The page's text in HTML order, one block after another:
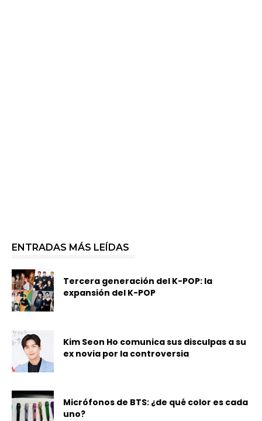
ENTRADAS MÁS LEÍDAS
Tercera generación del K-POP: la
expansión del K-POP
Kim Seon Ho comunica sus disculpas a su
ex novia por la controversia
Micrófonos de BTS: ¿de qué color es cada
uno?